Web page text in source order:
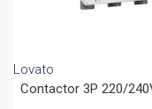
Lovato
Contactor 3P 220/